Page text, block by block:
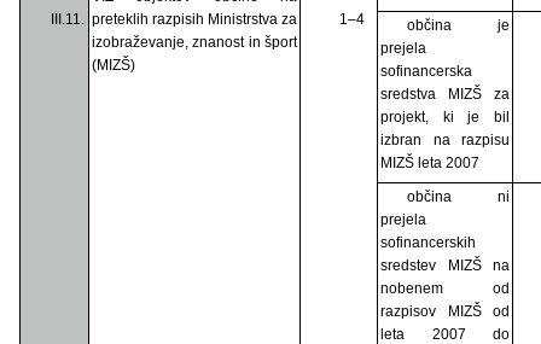
III.11. preteklih razpisih Ministrstva za
izobraževanje, znanost in šport
(MIZŠ)
1–4
občina je
prejela
sofinancerska
sredstva MIZŠ za
projekt, ki je bil
izbran na razpisu
MIZŠ leta 2007
občina ni
prejela
sofinancerskih
sredstev MIZŠ na
nobenem od
razpisov MIZŠ od
leta 2007 do